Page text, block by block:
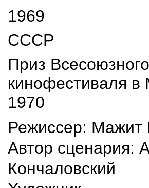
1969
СССР
Приз Всесоюзного
кинофестиваля в
1970
Режиссер: Мажит
Автор сценария:
Кончаловский